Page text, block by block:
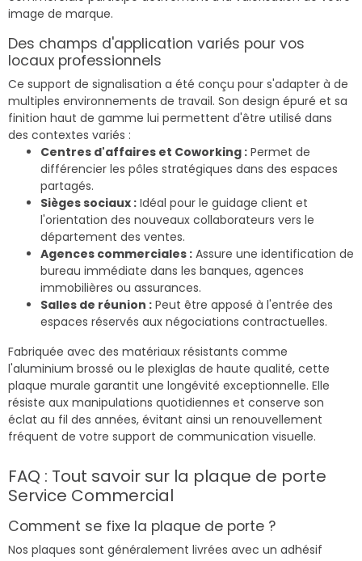
image de marque.
Des champs d'application variés pour vos
locaux professionnels
Ce support de signalisation a été conçu pour s'adapter à de
multiples environnements de travail. Son design épuré et sa
finition haut de gamme lui permettent d'être utilisé dans
des contextes variés :
Centres d'affaires et Coworking : Permet de
différencier les pôles stratégiques dans des espaces
partagés.
Sièges sociaux : Idéal pour le guidage client et
l'orientation des nouveaux collaborateurs vers le
département des ventes.
Agences commerciales : Assure une identification de
bureau immédiate dans les banques, agences
immobilières ou assurances.
Salles de réunion : Peut être apposé à l'entrée des
espaces réservés aux négociations contractuelles.
Fabriquée avec des matériaux résistants comme
l'aluminium brossé ou le plexiglas de haute qualité, cette
plaque murale garantit une longévité exceptionnelle. Elle
résiste aux manipulations quotidiennes et conserve son
éclat au fil des années, évitant ainsi un renouvellement
fréquent de votre support de communication visuelle.
FAQ : Tout savoir sur la plaque de porte
Service Commercial
Comment se fixe la plaque de porte ?
Nos plaques sont généralement livrées avec un adhésif